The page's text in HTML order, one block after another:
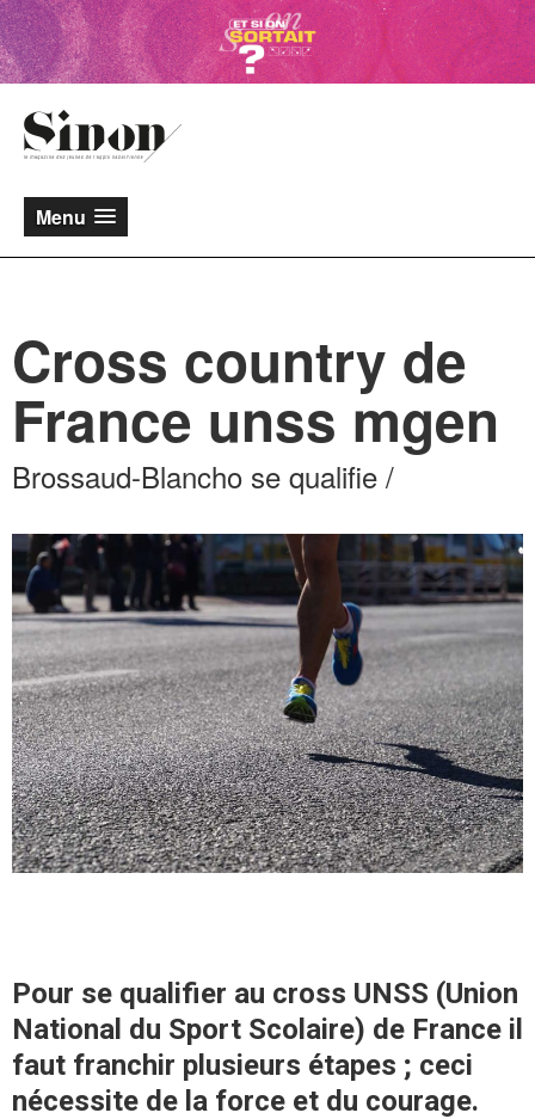
Menu
Cross country de
France unss mgen
Brossaud-Blancho se qualifie /
Pour se qualifier au cross UNSS (Union
National du Sport Scolaire) de France il
faut franchir plusieurs étapes ; ceci
nécessite de la force et du courage.